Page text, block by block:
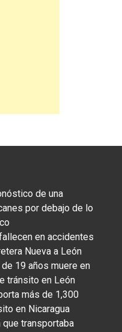
de una
por debajo de lo
en accidentes
Nueva a León
19 años muere en
tránsito en León
más de 1,300
en Nicaragua
transportaba